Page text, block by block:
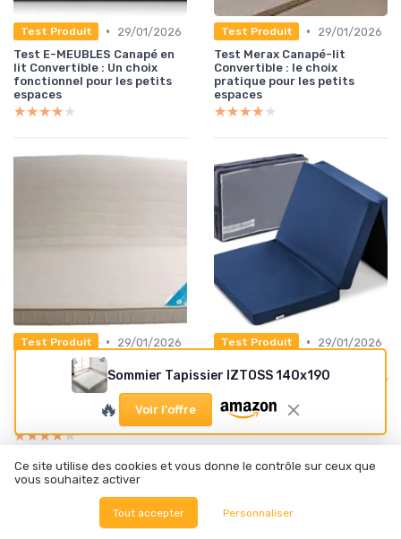
Test Produit •
29/01/2026
Test E-MEUBLES Canapé en
lit Convertible : Un choix
fonctionnel pour les petits
espaces
★★★★★
★★★★★
Test Produit •
29/01/2026
Test Merax Canapé-lit
Convertible : le choix
pratique pour les petits
espaces
★★★★★
★★★★★
Test Produit •
29/01/2026
Test Matelas pour Banquette
BZ 140x190 ALOA HR 43 : le
matelas qui tient ses
promesses pour un couchage
★★★★★
★★★★★
Test Produit •
29/01/2026
Sleeper 120x60 cm : pratique
léger
★★★★★
★★★★★
Sommier Tapissier IZTOSS 140x190
🔥 Voir l'offre
Ce site utilise des cookies et vous donne le contrôle sur ceux que
vous souhaitez activer
Tout accepter Personnaliser